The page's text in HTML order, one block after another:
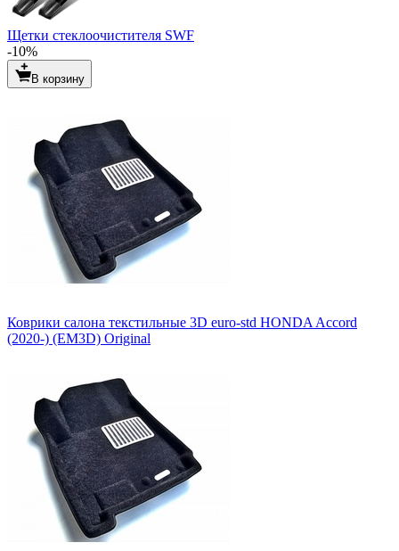
Щетки стеклоочистителя SWF
-10%
В корзину
Коврики салона текстильные 3D euro-std HONDA Accord
(2020-) (EM3D) Original